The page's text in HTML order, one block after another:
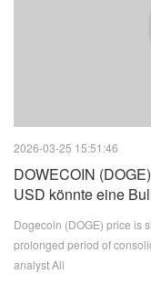
2026-03-25 15:51:46
DOWECOIN
USD könnte eine
Dogecoin (DOGE) price is
prolonged period of
analyst Ali